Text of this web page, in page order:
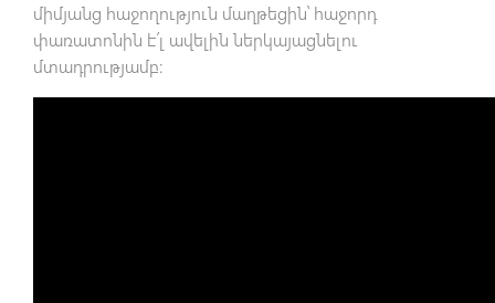
միմյանց հաջողություն մաղթեցին՝ հաջորդ
փառատոնին է՛լ ավելին ներկայացնելու
մտադրությամբ: